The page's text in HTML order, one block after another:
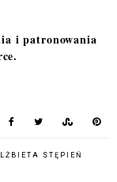
i patronowania
STĘPIEŃ